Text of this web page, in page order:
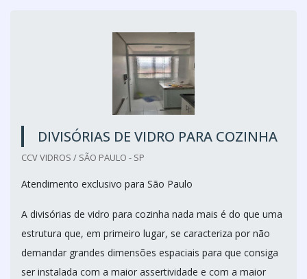
DIVISÓRIAS DE VIDRO PARA COZINHA
CCV VIDROS / SÃO PAULO - SP
Atendimento exclusivo para São Paulo
A divisórias de vidro para cozinha nada mais é do que uma
estrutura que, em primeiro lugar, se caracteriza por não
demandar grandes dimensões espaciais para que consiga
ser instalada com a maior assertividade e com a maior